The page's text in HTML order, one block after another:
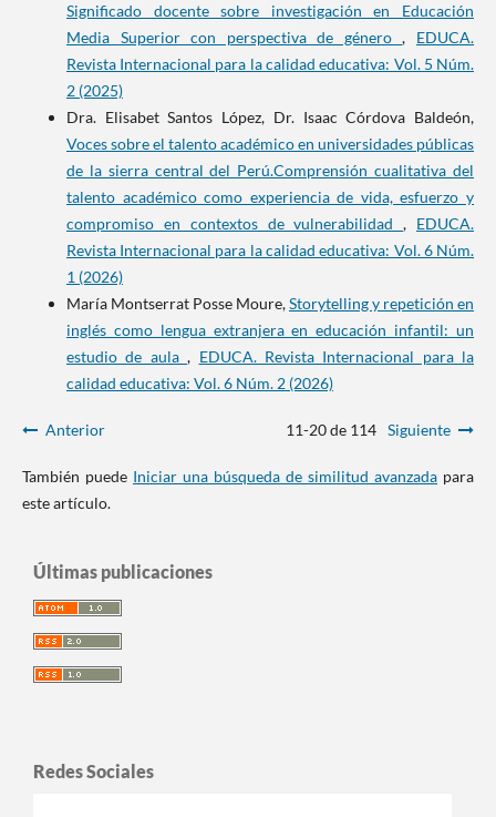
Significado docente sobre investigación en Educación
Media Superior con perspectiva de género, EDUCA.
Revista Internacional para la calidad educativa: Vol. 5 Núm.
2 (2025)
Dra. Elisabet Santos López, Dr. Isaac Córdova Baldeón,
Voces sobre el talento académico en universidades públicas
de la sierra central del Perú.Comprensión cualitativa del
talento académico como experiencia de vida, esfuerzo y
compromiso en contextos de vulnerabilidad, EDUCA.
Revista Internacional para la calidad educativa: Vol. 6 Núm.
1 (2026)
María Montserrat Posse Moure,Storytelling y repetición en
inglés como lengua extranjera en educación infantil: un
estudio de aula, EDUCA. Revista Internacional para la
calidad educativa: Vol. 6 Núm. 2 (2026)
Anterior 11-20 de 114 Siguiente
También puede Iniciar una búsqueda de similitud avanzada para
este artículo.
Últimas publicaciones
Redes Sociales